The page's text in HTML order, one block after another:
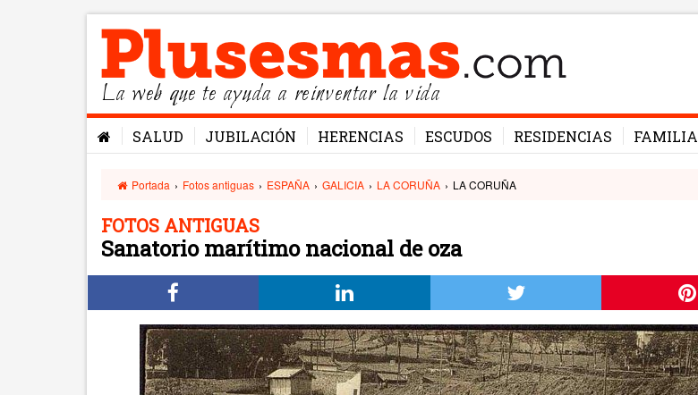
La web que te ayuda a reinventar la vida
SALUD JUBILACIÓN HERENCIAS ESCUDOS RESIDENCIAS FAMILIA
Portada › Fotos antiguas › ESPAÑA › GALICIA › LA CORUÑA › LA CORUÑA
FOTOS ANTIGUAS
Sanatorio marítimo nacional de oza